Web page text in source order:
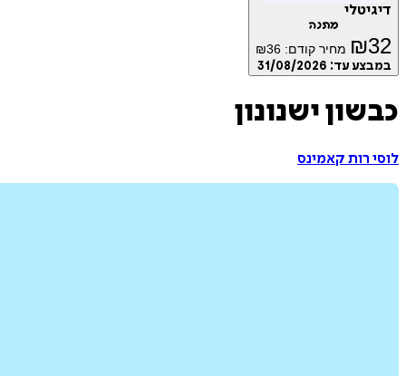
דיגיטלי
מתנה
₪32 מחיר קודם: ₪36
במבצע עד: 31/08/2026
כבשון ישנונון
לוסי רות קאמינס